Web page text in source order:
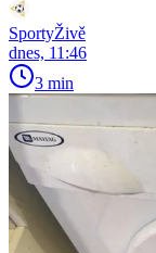
SportyŽivě
dnes, 11:46
3 min